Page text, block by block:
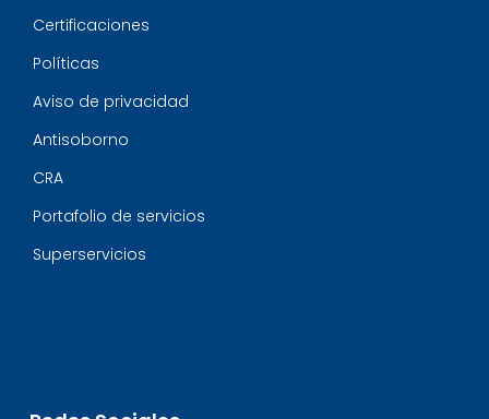
Certificaciones
Políticas
Aviso de privacidad
Antisoborno
CRA
Portafolio de servicios
Superservicios